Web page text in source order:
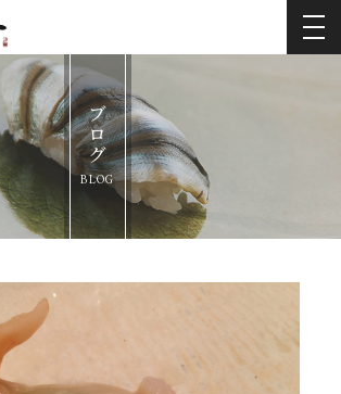
ブログ
BLOG